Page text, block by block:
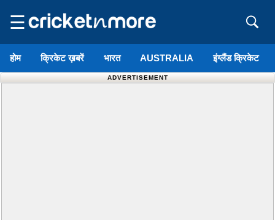
☰
होम क्रिकेट ख़बरें भारत AUSTRALIA इंग्लैंड क्रिकेट
ADVERTISEMENT